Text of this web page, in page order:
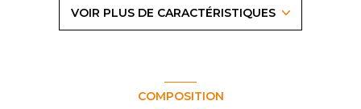
cuisine américaine (équipée)
VOIR PLUS DE CARACTÉRISTIQUES
COMPOSITION